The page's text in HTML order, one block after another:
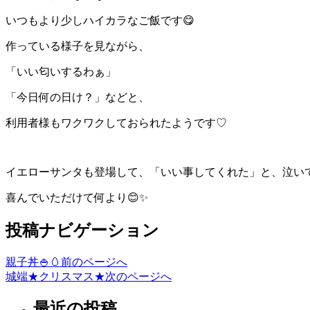
いつもより少しハイカラなご飯です😋
作っている様子を見ながら、
「いい匂いするわぁ」
「今日何の日け？」などと、
利用者様もワクワクしておられたようです♡
イエローサンタも登場して、「いい事してくれた」と、泣い
喜んでいただけて何より😊✨
投稿ナビゲーション
親子丼🍚🥚 前のページへ
城端★クリスマス★次のページへ